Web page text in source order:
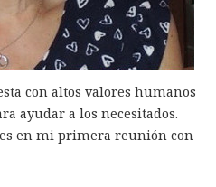
con altos valores humanos
ayudar a los necesitados.
en mi primera reunión con